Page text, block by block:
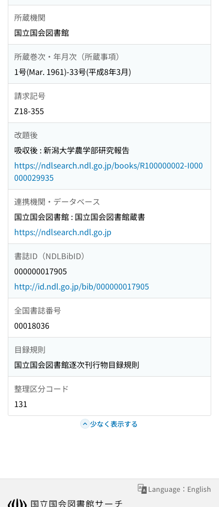
所蔵機関
国立国会図書館
所蔵巻次・年月次（所蔵事項）
1号(Mar. 1961)-33号(平成8年3月)
請求記号
Z18-355
改題後
吸収後 : 新潟大学農学部研究報告
https://ndlsearch.ndl.go.jp/books/R100000002-I000
000029935
連携機関・データベース
国立国会図書館 : 国立国会図書館蔵書
https://ndlsearch.ndl.go.jp
書誌ID（NDLBibID）
000000017905
http://id.ndl.go.jp/bib/000000017905
全国書誌番号
00018036
目録規則
国立国会図書館逐次刊行物目録規則
整理区分コード
131
少なく表示する
Language：English